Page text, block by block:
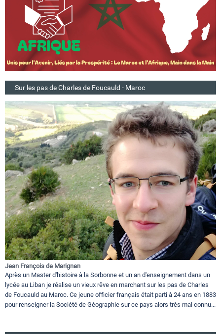
Sur les pas de Charles de Foucauld - Maroc
Jean François de Marignan
Après un Master d'histoire à la Sorbonne et un an d'enseignement dans un
lycée au Liban je réalise un vieux rêve en marchant sur les pas de Charles
de Foucauld au Maroc. Ce jeune officier français était parti à 24 ans en 1883
pour renseigner la Société de Géographie sur ce pays alors très mal connu...